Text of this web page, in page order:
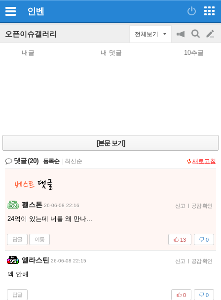
인벤
오픈이슈갤러리 전체보기
공
지
on/off
검
색
글
쓰
내글 내 댓글 10추글
[본문 보기]
댓글(20) 등록순 최신순 새로고침
펠스톤 26-06-08 22:16 신고 | 공감 확인
24억이 있는데 너를 왜 만나...
답글 이동 0
13
엘라스틴 26-06-08 22:15 신고 | 공감 확인
엑 안해
답글 0
0